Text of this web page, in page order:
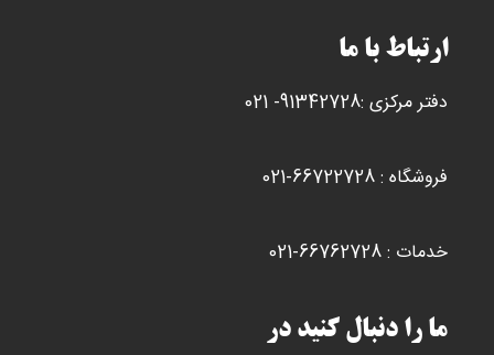
ارتباط با ما
دفتر مرکزی :91342728- 021
فروشگاه : 66722728-021
خدمات : 66762728-021
ما را دنبال کنید در